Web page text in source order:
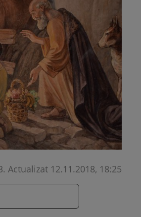
. Actualizat 12.11.2018, 18:25